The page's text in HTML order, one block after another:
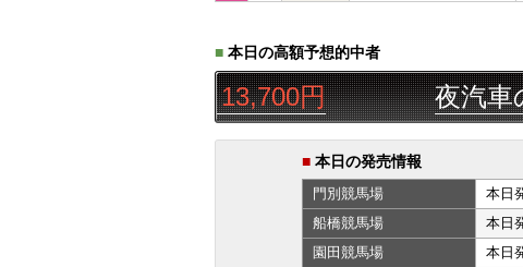
■ 本日の高額予想的中者
13,700円 夜汽車のフ
■ 本日の発売情報
門別競馬場 本日
船橋競馬場 本日
園田競馬場 本日